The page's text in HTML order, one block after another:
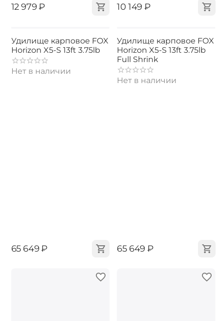
‍12 979‍₽ ‍10 149‍ ₽
Удилище карповое FOX
Horizon X5-S 13ft 3.75lb
Нет в наличии
‍65 649‍₽
Удилище карповое FOX
Horizon X5-S 13ft 3.75lb
Full Shrink
Нет в наличии
‍65 649‍ ₽